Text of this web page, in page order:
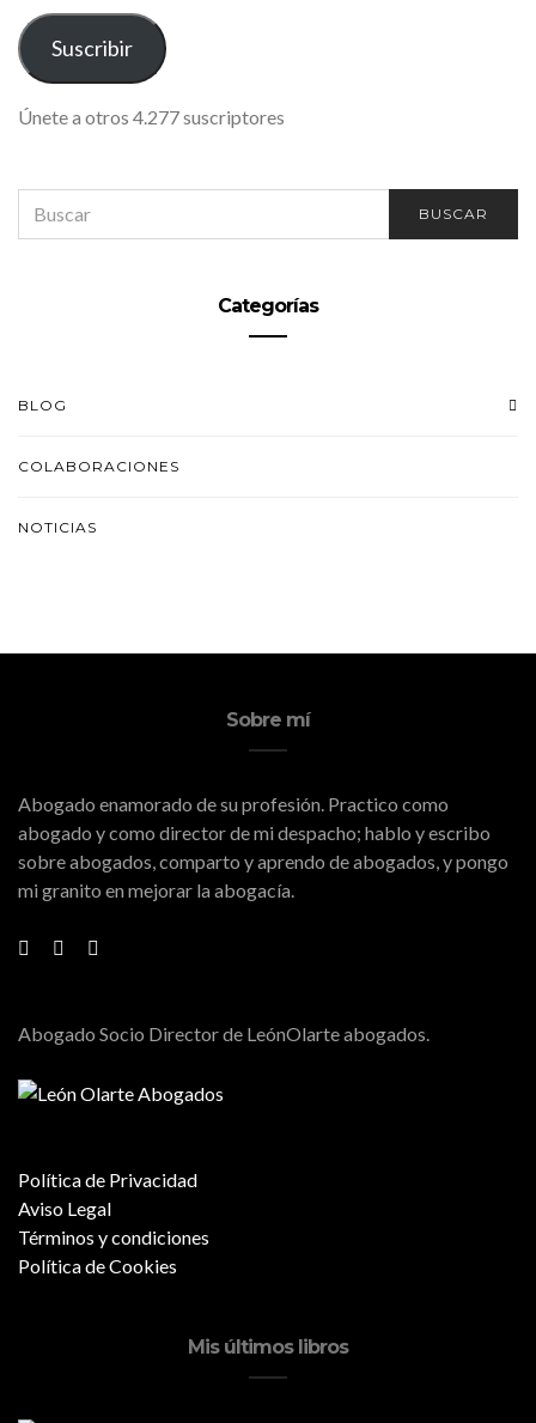
CORREO
ELECTRÓNICO
Suscribir
Únete a otros 4.277 suscriptores
FOR:
BUSCAR
Categorías
BLOG
COLABORACIONES
NOTICIAS
Sobre mí
Abogado enamorado de su profesión. Practico como
abogado y como director de mi despacho; hablo y escribo
sobre abogados, comparto y aprendo de abogados, y pongo
mi granito en mejorar la abogacía.
Abogado Socio Director de LeónOlarte abogados.
Política de Privacidad
Aviso Legal
Términos y condiciones
Política de Cookies
Mis últimos libros